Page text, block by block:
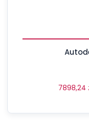
7898,24